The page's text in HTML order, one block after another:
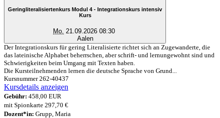
Geringliteralisiertenkurs Modul 4 - Integrationskurs intensiv
Kurs
Mo. 21.09.2026 08:30
Aalen
Der Integrationskurs für gering Literalisierte richtet sich an Zugewanderte, die
das lateinische Alphabet beherrschen, aber schrift- und lernungewohnt sind und
Schwierigkeiten beim Umgang mit Texten haben.
Die Kursteilnehmenden lernen die deutsche Sprache von Grund...
Kursnummer 262-40437
Kursdetails anzeigen
Gebühr: 458,00 EUR
mit Spionkarte 297,70 €
Dozent*in: Grupp, Maria